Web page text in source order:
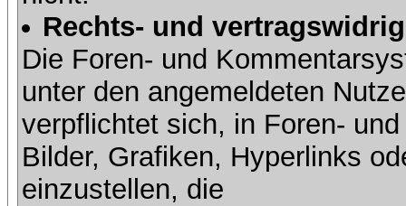
Rechts- und
Die Foren- und
unter den angemeldeten
verpflichtet sich, in Foren-
Bilder, Grafiken, Hyperlinks
einzustellen, die